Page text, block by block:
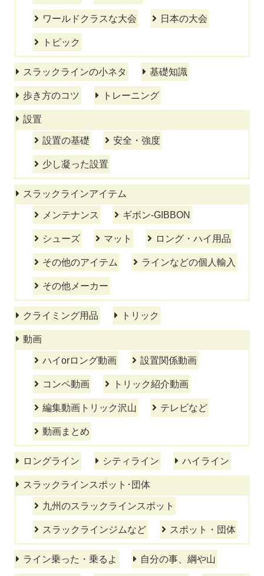
ワールドクラスな大会 日本の大会
トピック
スラックラインの小ネタ 基礎知識
歩き方のコツ トレーニング
設置
設置の基礎 安全・強度
少し凝った設置
スラックラインアイテム
メンテナンス ギボン-GIBBON
シューズ マット ロング・ハイ用品
その他のアイテム ラインなどの個人輸入
その他メーカー
クライミング用品 トリック
動画
ハイorロング動画 設置関係動画
コンペ動画 トリック紹介動画
編集動画トリック沢山 テレビなど
動画まとめ
ロングライン シティライン ハイライン
スラックラインスポット･団体
九州のスラックラインスポット
スラックラインジムなど スポット・団体
ライン乗った・乗るよ 自分の事、綱や山